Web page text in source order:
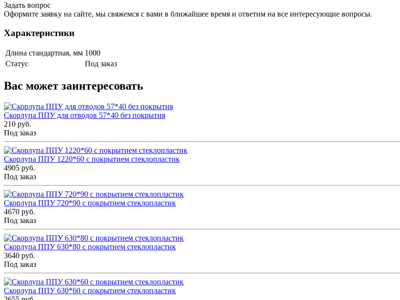
Задать вопрос
Оформите заявку на сайте, мы свяжемся с вами в ближайшее время и ответим на все интересующие вопросы.
Характеристики
Длина стандартная, мм 1000
Статус
Под заказ
Вас может заинтересовать
Скорлупа ППУ для отводов 57*40 без покрытия
210 руб.
Под заказ
Скорлупа ППУ 1220*60 с покрытием стеклопластик
4905 руб.
Под заказ
Скорлупа ППУ 720*90 с покрытием стеклопластик
4670 руб.
Под заказ
Скорлупа ППУ 630*80 с покрытием стеклопластик
3640 руб.
Под заказ
Скорлупа ППУ 630*60 с покрытием стеклопластик